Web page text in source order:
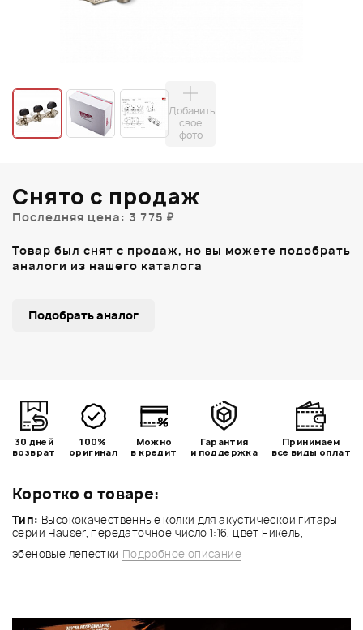
Добавить
свое
фото
Коротко о товаре:
Тип: Высококачественные колки для акустической гитары
серии Hauser, передаточное число 1:16, цвет никель,
эбеновые лепестки Подробное описание
Снято с продаж
Последняя цена: 3 775 ₽
Товар был снят с продаж, но вы можете подобрать
аналоги из нашего каталога
Подобрать аналог
30 дней
возврат
100%
оригинал
Можно
в кредит
Гарантия
и поддержка
Принимаем
все виды оплат